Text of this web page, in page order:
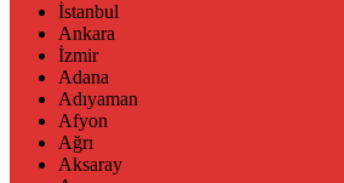
İstanbul
Ankara
İzmir
Adana
Adıyaman
Afyon
Ağrı
Aksaray